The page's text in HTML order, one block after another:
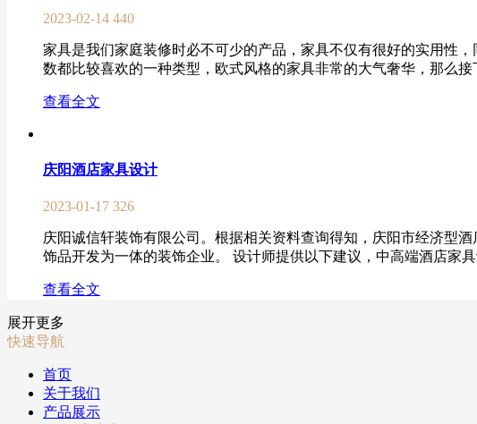
2023-02-14 440
家具是我们家庭装修时必不可少的产品，家具不仅有很好的实用性
数都比较喜欢的一种类型，欧式风格的家具非常的大气奢华，那么
查看全文
庆阳酒店家具设计
2023-01-17 326
庆阳诚信轩装饰有限公司。根据相关资料查询得知，庆阳市经济型
饰品开发为一体的装饰企业。 设计师提供以下建议，中高端酒店家
查看全文
展开更多
快速导航
首页
关于我们
产品展示